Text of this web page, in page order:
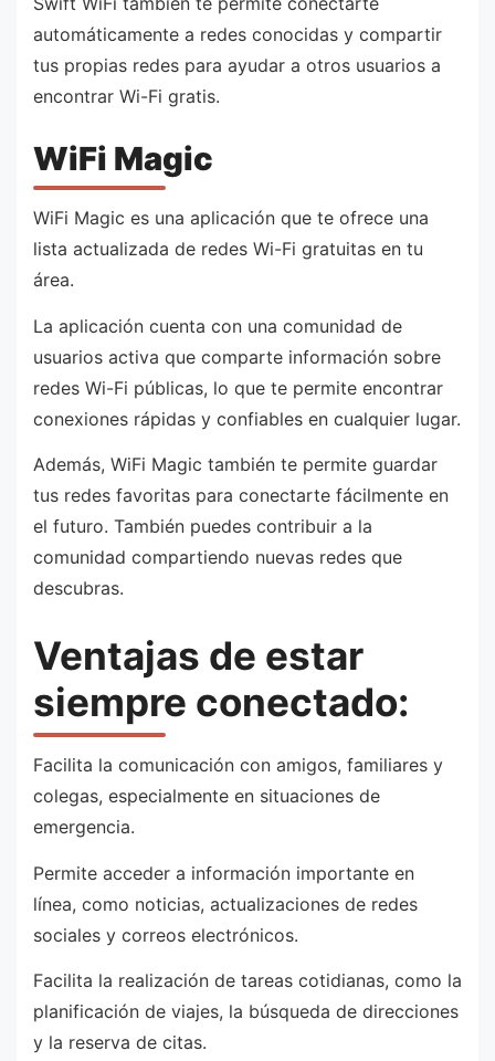
automáticamente a redes conocidas y compartir
tus propias redes para ayudar a otros usuarios a
encontrar Wi-Fi gratis.
WiFi Magic
WiFi Magic es una aplicación que te ofrece una
lista actualizada de redes Wi-Fi gratuitas en tu
área.
La aplicación cuenta con una comunidad de
usuarios activa que comparte información sobre
redes Wi-Fi públicas, lo que te permite encontrar
conexiones rápidas y confiables en cualquier lugar.
Además, WiFi Magic también te permite guardar
tus redes favoritas para conectarte fácilmente en
el futuro. También puedes contribuir a la
comunidad compartiendo nuevas redes que
descubras.
Ventajas de estar
siempre conectado:
Facilita la comunicación con amigos, familiares y
colegas, especialmente en situaciones de
emergencia.
Permite acceder a información importante en
línea, como noticias, actualizaciones de redes
sociales y correos electrónicos.
Facilita la realización de tareas cotidianas, como la
planificación de viajes, la búsqueda de direcciones
y la reserva de citas.